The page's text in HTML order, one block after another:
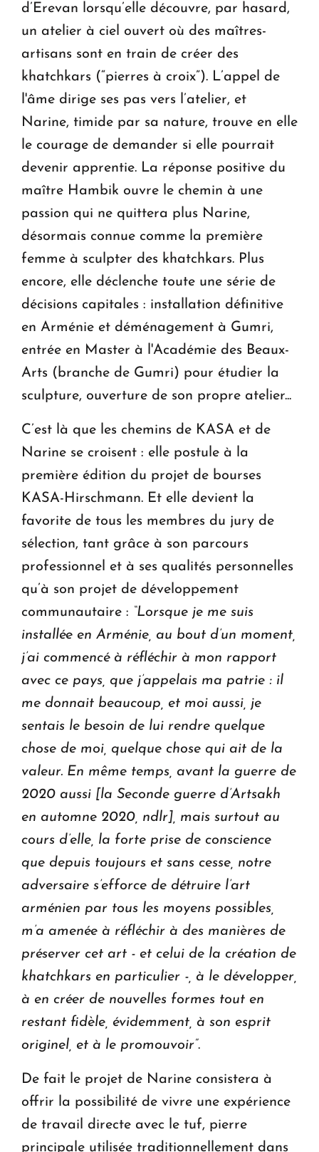
d’Erevan lorsqu’elle découvre, par hasard,
un atelier à ciel ouvert où des maîtres-
artisans sont en train de créer des
khatchkars (“pierres à croix”). L’appel de
l'âme dirige ses pas vers l’atelier, et
Narine, timide par sa nature, trouve en elle
le courage de demander si elle pourrait
devenir apprentie. La réponse positive du
maître Hambik ouvre le chemin à une
passion qui ne quittera plus Narine,
désormais connue comme la première
femme à sculpter des khatchkars. Plus
encore, elle déclenche toute une série de
décisions capitales : installation définitive
en Arménie et déménagement à Gumri,
entrée en Master à l'Académie des Beaux-
Arts (branche de Gumri) pour étudier la
sculpture, ouverture de son propre atelier...
C’est là que les chemins de KASA et de
Narine se croisent : elle postule à la
première édition du projet de bourses
KASA-Hirschmann. Et elle devient la
favorite de tous les membres du jury de
sélection, tant grâce à son parcours
professionnel et à ses qualités personnelles
qu’à son projet de développement
communautaire : “Lorsque je me suis
installée en Arménie, au bout d’un moment,
j’ai commencé à réfléchir à mon rapport
avec ce pays, que j’appelais ma patrie : il
me donnait beaucoup, et moi aussi, je
sentais le besoin de lui rendre quelque
chose de moi, quelque chose qui ait de la
valeur. En même temps, avant la guerre de
2020 aussi [la Seconde guerre d’Artsakh
en automne 2020, ndlr], mais surtout au
cours d’elle, la forte prise de conscience
que depuis toujours et sans cesse, notre
adversaire s’efforce de détruire l’art
arménien par tous les moyens possibles,
m’a amenée à réfléchir à des manières de
préserver cet art - et celui de la création de
khatchkars en particulier -, à le développer,
à en créer de nouvelles formes tout en
restant fidèle, évidemment, à son esprit
originel, et à le promouvoir”.
De fait le projet de Narine consistera à
offrir la possibilité de vivre une expérience
de travail directe avec le tuf, pierre
principale utilisée traditionnellement dans